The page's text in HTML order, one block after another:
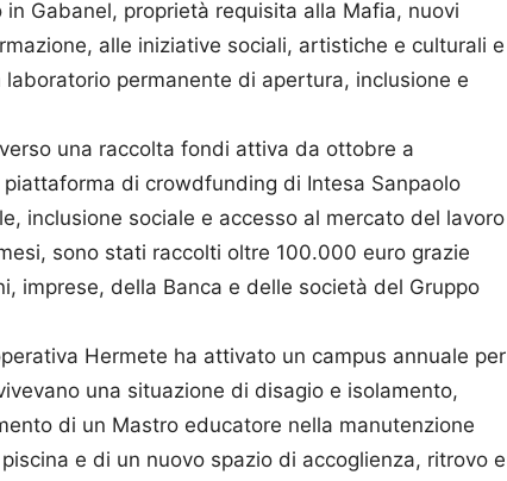
Gabanel, proprietà requisita alla Mafia, nuovi
alle iniziative sociali, artistiche e culturali e
permanente di apertura, inclusione e
una raccolta fondi attiva da ottobre a
di crowdfunding di Intesa Sanpaolo
inclusione sociale e accesso al mercato del lavoro
sono stati raccolti oltre 100.000 euro grazie
imprese, della Banca e delle società del Gruppo
Hermete ha attivato un campus annuale per
una situazione di disagio e isolamento,
di un Mastro educatore nella manutenzione
e di un nuovo spazio di accoglienza, ritrovo e